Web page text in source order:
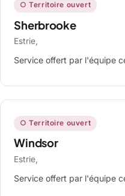
○ Territoire ouvert
Sherbrooke
Estrie,
Service offert par l'équipe
○ Territoire ouvert
Windsor
Estrie,
Service offert par l'équipe